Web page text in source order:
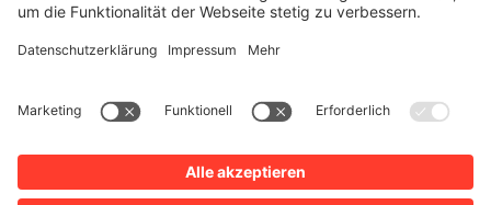
Kontakt
Impressum
Sitemap